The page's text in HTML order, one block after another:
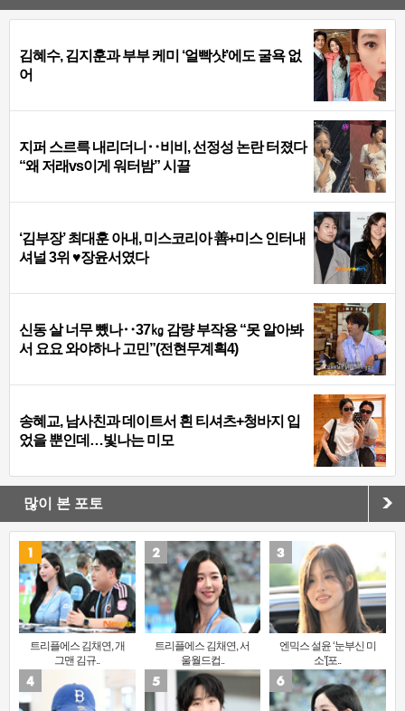
김혜수, 김지훈과 부부 케미 ‘얼빡샷’에도 굴욕 없
어
지퍼 스르륵 내리더니‥비비, 선정성 논란 터졌다
“왜 저래vs이게 워터밤” 시끌
‘김부장’ 최대훈 아내, 미스코리아 善+미스 인터내
셔널 3위 ♥장윤서였다
신동 살 너무 뺐나‥37㎏ 감량 부작용 “못 알아봐
서 요요 와야하나 고민”(전현무계획4)
송혜교, 남사친과 데이트서 흰 티셔츠+청바지 입
었을 뿐인데…빛나는 미모
많이 본 포토
트리플에스 김채연, 개
그맨 김규..
트리플에스 김채연, 서
울월드컵..
엔믹스 설윤 ‘눈부신 미
소’[포..